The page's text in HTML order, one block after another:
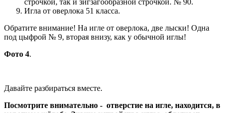
строчкой, так и зигзагообразной строчкой. № 90.
Игла от оверлока 51 класса.
Обратите внимание! На игле от оверлока, две лыски! Одна
под цыфрой № 9, вторая внизу, как у обычной иглы!
Фото 4.
Давайте разбираться вместе.
Посмотрите внимательно - отверстие на игле, находится, в